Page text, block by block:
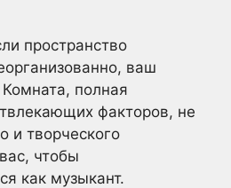
пространство
ваш
Комната, полная
факторов, не
и творческого
чтобы
как музыкант.